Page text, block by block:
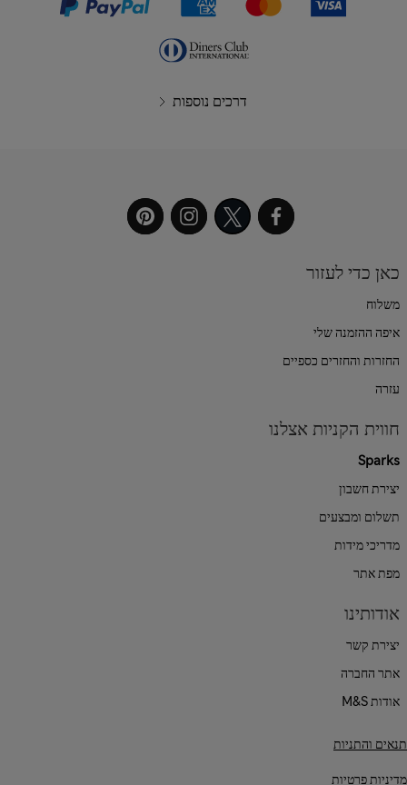
דרכים נוספות
כאן כדי לעזור
משלוח
איפה ההזמנה שלי
החזרות והחזרים כספיים
עזרה
חווית הקניות אצלנו
Sparks
יצירת חשבון
תשלום ומבצעים
מדריכי מידות
מפת אתר
אודותינו
יצירת קשר
אתר החברה
אודות M&S
תנאים והתניות
מדיניות פרטיות